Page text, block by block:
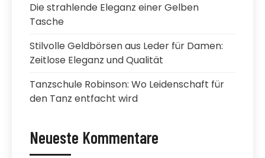
Die strahlende Eleganz einer Gelben
Tasche
Stilvolle Geldbörsen aus Leder für Damen:
Zeitlose Eleganz und Qualität
Tanzschule Robinson: Wo Leidenschaft für
den Tanz entfacht wird
Neueste Kommentare